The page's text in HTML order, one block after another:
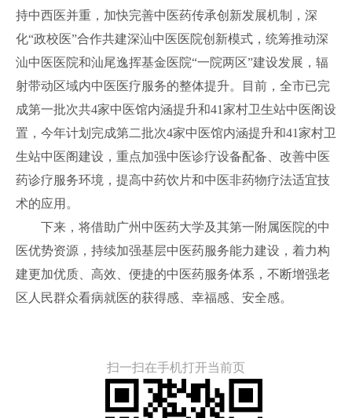
持中西医并重，加快完善中医药传承创新发展机制，深
化“政校医”合作共建深汕中医医院创新模式，统筹推动深
汕中医医院和汕尾逸挥基金医院“一院两区”建设发展，辐
射带动区域内中医医疗服务的整体提升。目前，全市已完
成第一批次共4家中医馆内涵提升和41家村卫生站中医阁设
置，今年计划完成第二批次4家中医馆内涵提升和41家村卫
生站中医阁建设，重点加强中医诊疗设备配备、改善中医
药诊疗服务环境，提高中药饮片和中医非药物疗法适宜技
术的应用。
下来，将借助广州中医药大学及其第一附属医院的中
医优势资源，持续加强基层中医药服务能力建设，着力构
建更加优质、高效、便捷的中医药服务体系，不断增强老
区人民群众看病就医的获得感、幸福感、安全感。
扫一扫在手机打开当前页